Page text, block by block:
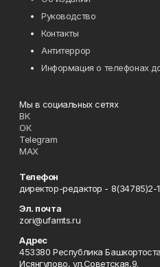
Руководство
Контакты
Антитеррор
Информация о телефонах
Мы в социальных сетях
ВК
ОК
Telegram
MAX
Телефон
директор-редактор - 8(34785)2-
Эл. почта
zori@ufamts.ru
Адрес
453380 Республика
Исянгулово, ул.Советская,9.